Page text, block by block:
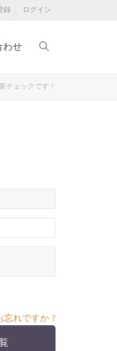
録 ログイン
わせ
チェックです！
忘れですか ?